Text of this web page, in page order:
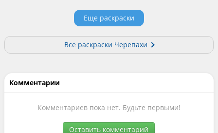
Еще раскраски
Все раскраски Черепахи
Комментарии
Комментариев пока нет. Будьте первыми!
Оставить комментарий